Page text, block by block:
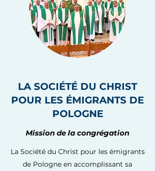
LA SOCIÉTÉ DU CHRIST
POUR LES ÉMIGRANTS DE
POLOGNE
Mission de la congrégation
La Société du Christ pour les émigrants
de Pologne en accomplissant sa